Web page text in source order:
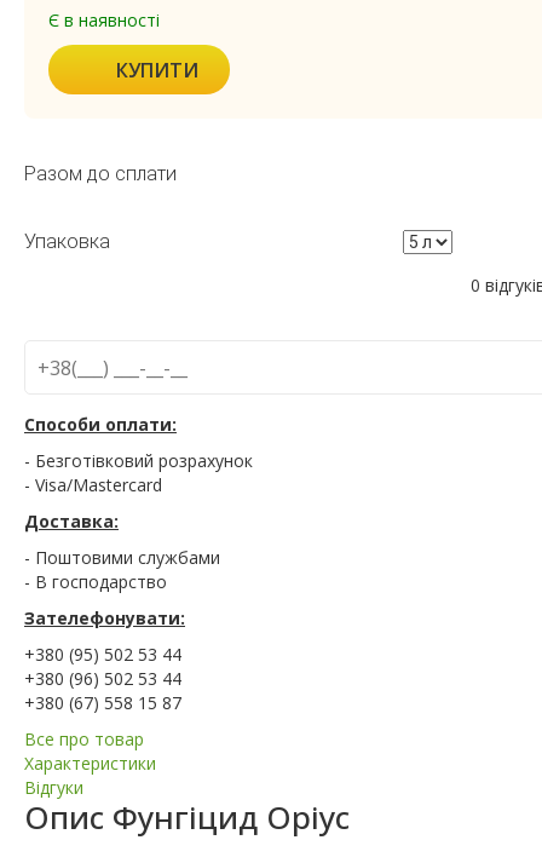
Є в наявності
КУПИТИ
Разом до сплати
Упаковка
0
Способи оплати:
- Безготівковий розрахунок
- Visa/Mastercard
Доставка:
- Поштовими службами
- В господарство
Зателефонувати:
+380 (95) 502 53 44
+380 (96) 502 53 44
+380 (67) 558 15 87
Все про товар
Характеристики
Відгуки
Опис Фунгіцид Оріус